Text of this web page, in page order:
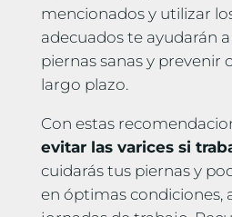
mencionados y utilizar
adecuados te ayudarán
piernas sanas y prevenir
largo plazo.
Con estas
evitar las varices si
cuidarás tus piernas y
en óptimas condiciones,